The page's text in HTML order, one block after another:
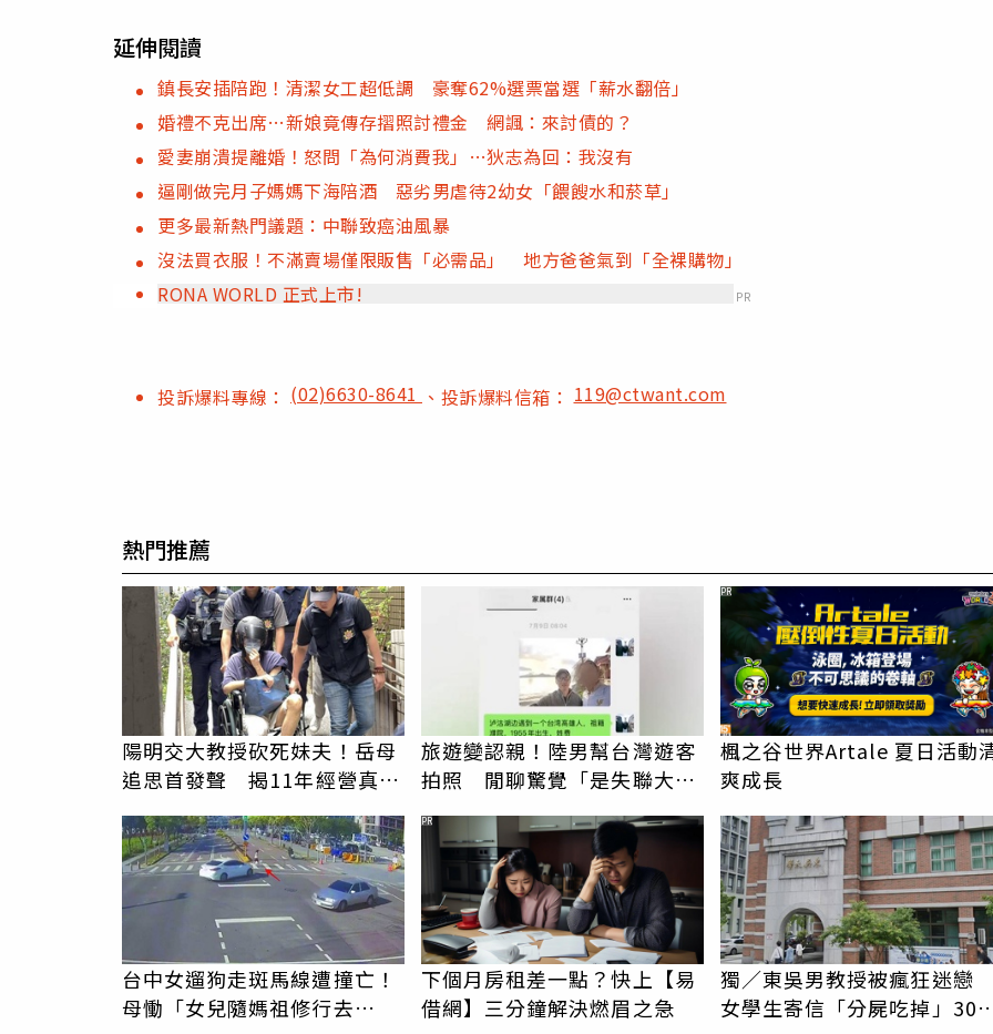
延伸閱讀
鎮長安插陪跑！清潔女工超低調 豪奪62%選票當選「薪水翻倍」
婚禮不克出席…新娘竟傳存摺照討禮金 網諷：來討債的？
愛妻崩潰提離婚！怒問「為何消費我」…狄志為回：我沒有
逼剛做完月子媽媽下海陪酒 惡劣男虐待2幼女「餵餿水和菸草」
更多最新熱門議題：中聯致癌油風暴
沒法買衣服！不滿賣場僅限販售「必需品」 地方爸爸氣到「全裸購物」
RONA WORLD 正式上市!
PR
投訴爆料專線： (02)6630-8641 、投訴爆料信箱：119@ctwant.com
熱門推薦
陽明交大教授砍死妹夫！岳母
追思首發聲 揭11年經營真相
旅遊變認親！陸男幫台灣遊客
拍照 閒聊驚覺「是失聯大
楓之谷世界Artale 夏日活動
爽成長
PR
台中女遛狗走斑馬線遭撞亡！
母慟「女兒隨媽祖修行去
下個月房租差一點？快上【易
借網】三分鐘解決燃眉之急
PR
獨／東吳男教授被瘋狂迷
女學生寄信「分屍吃掉」30